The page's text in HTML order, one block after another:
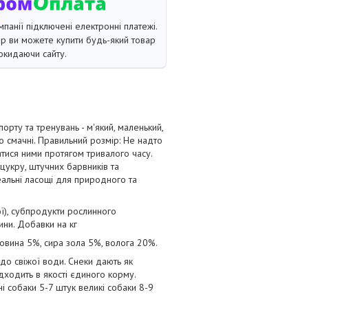
підключені електронні платежі.
ви можете купити будь-який товар
сайту.
та тренувань - м'який, маленький,
смачні. Правильний розмір: Не надто
ними протягом тривалого часу.
штучних барвників та
ласощі для природного та
субпродукти рослинного
Добавки на кг
5%, сира зола 5%, волога 20%.
свіжої води. Снеки дають як
в якості єдиного корму.
собаки 5-7 штук великі собаки 8-9